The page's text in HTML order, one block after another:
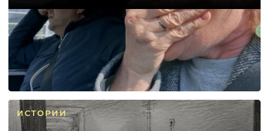
ИСТОРИИ